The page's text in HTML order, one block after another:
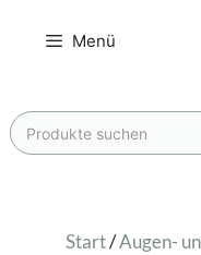
Menü
Products
search
Start/Augen-